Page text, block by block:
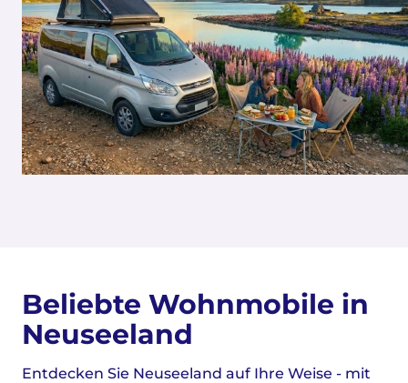
Beliebte Wohnmobile in
Neuseeland
Entdecken Sie Neuseeland auf Ihre Weise - mit